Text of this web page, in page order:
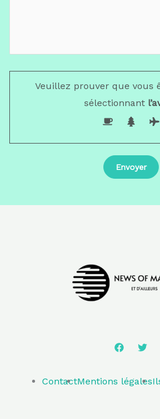
Veuillez prouver que vous
sélectionnant
ContactMentions légales